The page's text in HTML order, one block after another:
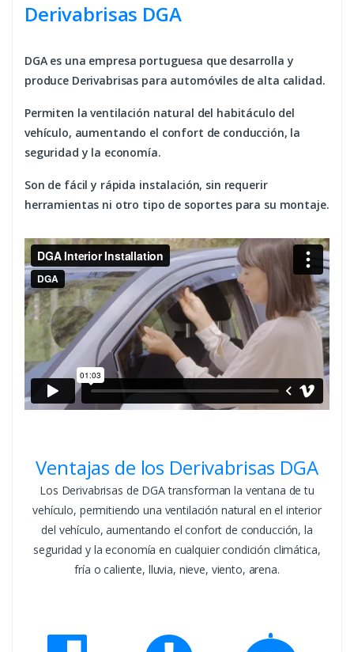
Derivabrisas DGA
DGA es una empresa portuguesa que desarrolla y
produce Derivabrisas para automóviles de alta calidad.
Permiten la ventilación natural del habitáculo del
vehículo, aumentando el confort de conducción, la
seguridad y la economía.
Son de fácil y rápida instalación, sin requerir
herramientas ni otro tipo de soportes para su montaje.
Ventajas de los Derivabrisas DGA
Los Derivabrisas de DGA transforman la ventana de tu
vehículo, permitiendo una ventilación natural en el interior
del vehículo, aumentando el confort de conducción, la
seguridad y la economía en cualquier condición climática,
fría o caliente, lluvia, nieve, viento, arena.